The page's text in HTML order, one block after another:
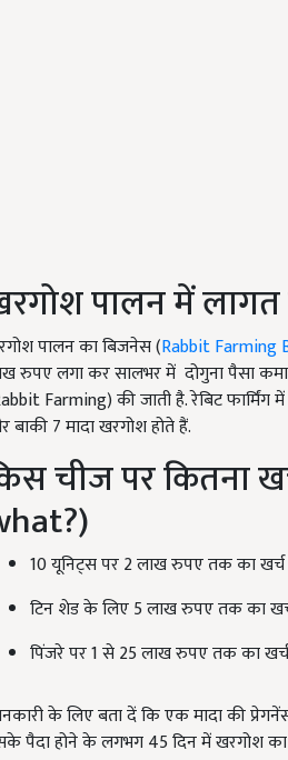
पालन में
पालन का बिजनेस (Rabbit Farming
रुपए लगा कर सालभर में दोगुना पैसा
Farming) की जाती है. रेबिट
बाकी 7 मादा खरगोश होते हैं.
चीज पर कितना
10 यूनिट्स पर 2 लाख रुपए तक का खर्च
टिन शेड के लिए 5 लाख रुपए तक का
पिंजरे पर 1 से 25 लाख रुपए तक का खर्च
के लिए बता दें कि एक मादा की
पैदा होने के लगभग 45 दिन में खरगोश